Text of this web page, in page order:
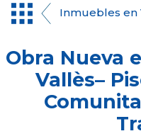
Inmuebles en
Obra Nueva
Vallès–